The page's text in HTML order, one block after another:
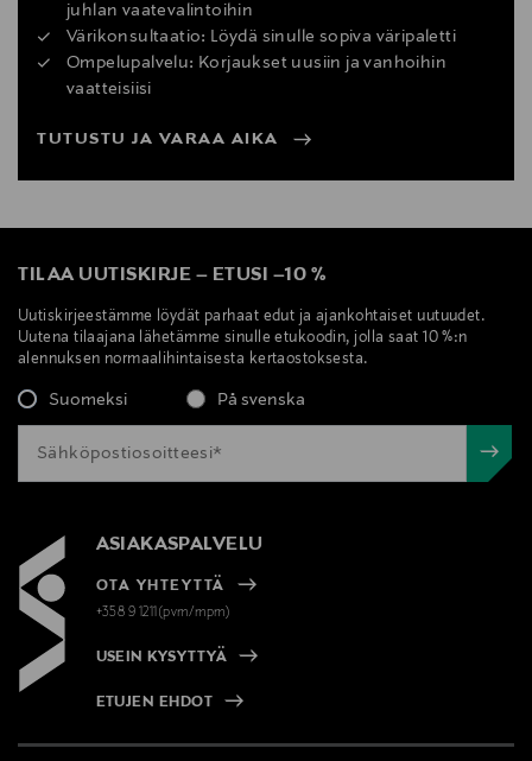
juhlan vaatevalintoihin
Värikonsultaatio: Löydä sinulle sopiva väripaletti
Ompelupalvelu: Korjaukset uusiin ja vanhoihin
vaatteisiisi
TUTUSTU JA VARAA AIKA
TILAA UUTISKIRJE – ETUSI –10 %
Uutiskirjeestämme löydät parhaat edut ja ajankohtaiset uutuudet.
Uutena tilaajana lähetämme sinulle etukoodin, jolla saat 10 %:n
alennuksen normaalihintaisesta kertaostoksesta.
Suomeksi På svenska
ASIAKASPALVELU
OTA YHTEYTTÄ
+358 9 1211(pvm/mpm)
USEIN KYSYTTYÄ
ETUJEN EHDOT